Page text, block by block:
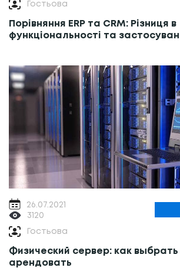
Гостьова
Порівняння ERP та CRM: Різниця в
функціональності та
26.07.2021
3120
Гостьова
Физический сервер: как выбрать
арендовать